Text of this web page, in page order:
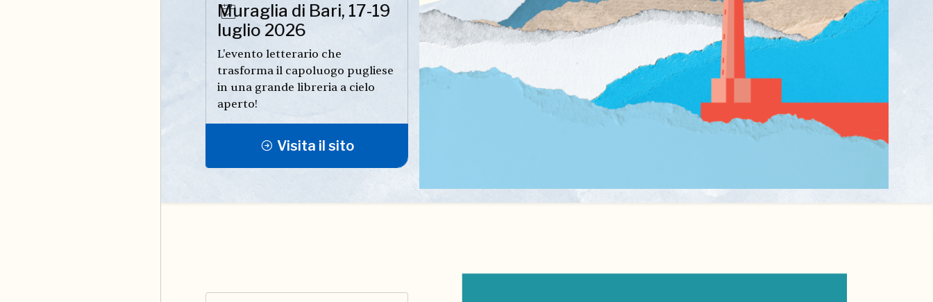
Muraglia di Bari, 17-19
luglio 2026
L'evento letterario che
trasforma il capoluogo pugliese
in una grande libreria a cielo
aperto!
Visita il sito